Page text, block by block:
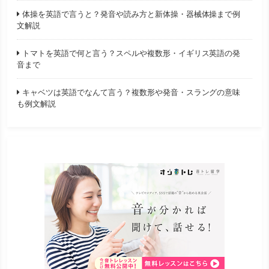
体操を英語で言うと？発音や読み方と新体操・器械体操まで例
文解説
トマトを英語で何と言う？スペルや複数形・イギリス英語の発
音まで
キャベツは英語でなんて言う？複数形や発音・スラングの意味
も例文解説